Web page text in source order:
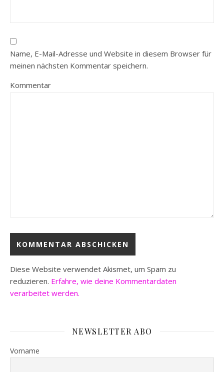
Name, E-Mail-Adresse und Website in diesem Browser für
meinen nächsten Kommentar speichern.
Kommentar
Diese Website verwendet Akismet, um Spam zu
reduzieren. Erfahre, wie deine Kommentardaten
verarbeitet werden.
NEWSLETTER ABO
Vorname